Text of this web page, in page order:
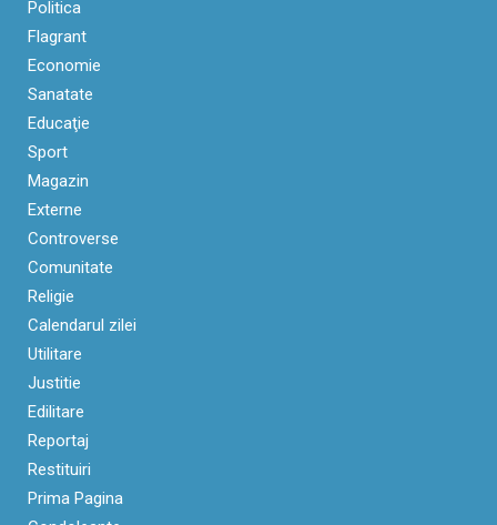
Politica
Flagrant
Economie
Sanatate
Educaţie
Sport
Magazin
Externe
Controverse
Comunitate
Religie
Calendarul zilei
Utilitare
Justitie
Edilitare
Reportaj
Restituiri
Prima Pagina